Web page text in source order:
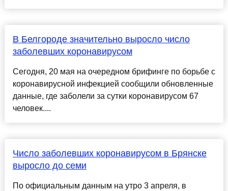
В Белгороде значительно выросло число
заболевших коронавирусом
Сегодня, 20 мая на очередном брифинге по борьбе с
коронавирусной инфекцией сообщили обновленные
данные, где заболели за сутки коронавирусом 67
человек....
Число заболевших коронавирусом в Брянске
выросло до семи
По официальным данным на утро 3 апреля, в